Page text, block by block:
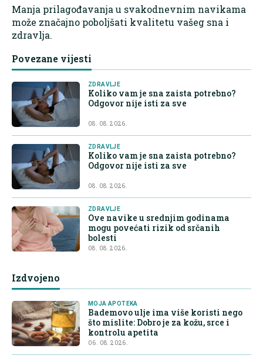
Manja prilagođavanja u svakodnevnim navikama
može značajno poboljšati kvalitetu vašeg sna i
zdravlja.
Povezane vijesti
ZDRAVLJE
Koliko vam je sna zaista potrebno?
Odgovor nije isti za sve
08. 08. 2026.
ZDRAVLJE
Koliko vam je sna zaista potrebno?
Odgovor nije isti za sve
08. 08. 2026.
ZDRAVLJE
Ove navike u srednjim godinama
mogu povećati rizik od srčanih
bolesti
08. 08. 2026.
Izdvojeno
MOJA APOTEKA
Bademovo ulje ima više koristi nego
što mislite: Dobro je za kožu, srce i
kontrolu apetita
06. 08. 2026.